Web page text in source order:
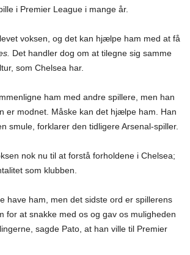
i Premier League i mange år.
voksen, og det kan hjælpe ham med at få
Det handler dog om at tilegne sig samme
som Chelsea har.
ham med andre spillere, men han
er modnet. Måske kan det hjælpe ham. Han
smule, forklarer den tidligere Arsenal-spiller.
nok nu til at forstå forholdene i Chelsea;
som klubben.
have ham, men det sidste ord er spillerens
for at snakke med os og gav os muligheden
sagde Pato, at han ville til Premier